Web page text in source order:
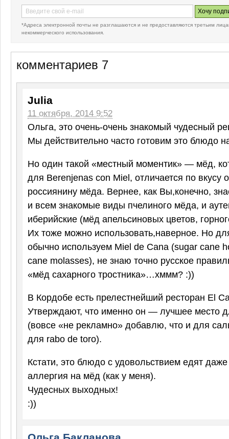
*Адреса электронной почты не разглашаются и не предоставляются третьим
некоммерческого использования.
комментариев 7
Julia
11 октября, 2014 9:52
Ольга, это очень-очень знакомый чудесный
Мы действительно часто готовим это блюдо
Но один такой «местный моментик» — мёд,
для Berenjenas con Miel, отличается по вкусу
россиянину мёда. Вернее, как Вы,конечно,
и всем знакомые виды пчелиного мёда, и
иберийские (мёд апельсиновых цветов,
Их тоже можно использовать,наверное. Но
обычно используем Miel de Cana (sugar cane
cane molasses), не знаю точно русское
«мёд сахарного тростника»…хммм? :))
В Кордобе есть прелестнейший ресторан El
Утверждают, что именно он — лучшее место
(вовсе «не рекламно» добавлю, что и для
для rabo de toro).
Кстати, это блюдо с удовольствием едят даже
аллергия на мёд (как у меня).
Чудесных выходных!
:))